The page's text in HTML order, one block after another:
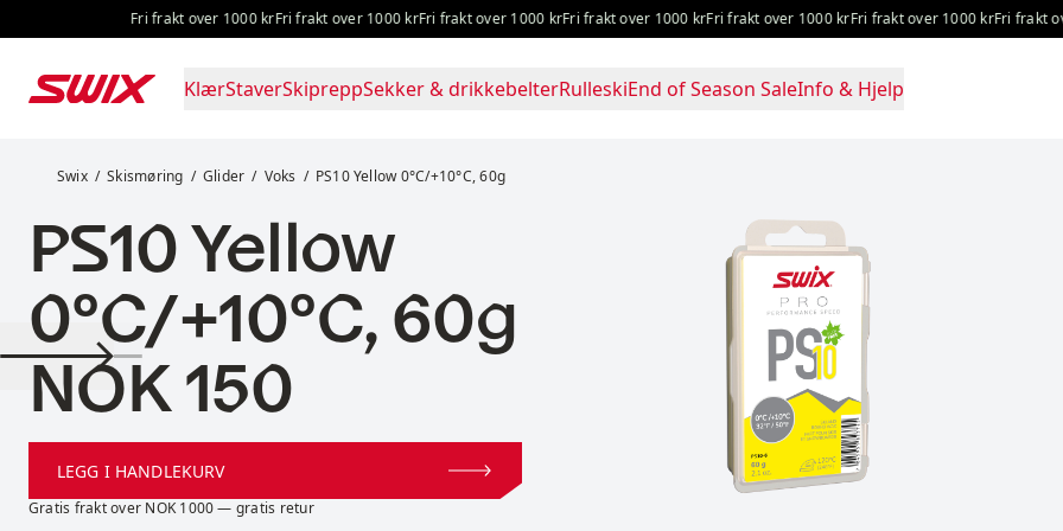
Hopp til innholdFri frakt over 1000 krFri frakt over 1000 krFri frakt over 1000 krFri frakt over 1000 krFri frakt over 1000 krFri frakt over 1000 krFri frakt over
KlærStaverSkipreppSekker & drikkebelterRulleskiEnd of Season SaleInfo & Hjelp
Swix Skismøring Glider Voks PS10 Yellow 0°C/+10°C, 60g
PS10 Yellow
0°C/+10°C, 60g
Pris:
NOK 150
LEGG I HANDLEKURV
Gratis frakt over NOK 1000 — gratis retur